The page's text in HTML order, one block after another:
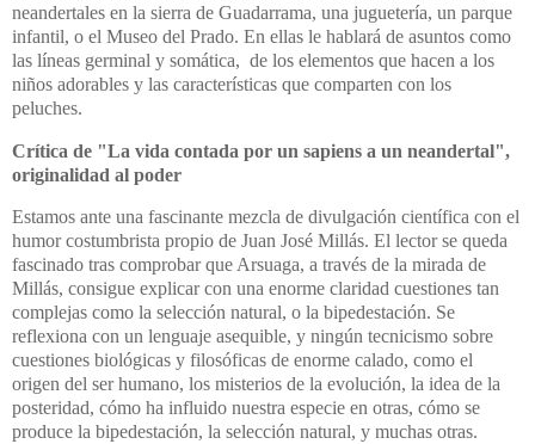
neandertales en la sierra de Guadarrama, una juguetería, un parque
infantil, o el Museo del Prado. En ellas le hablará de asuntos como
las líneas germinal y somática, de los elementos que hacen a los
niños adorables y las características que comparten con los
peluches.
Crítica de "La vida contada por un sapiens a un neandertal",
originalidad al poder
Estamos ante una fascinante mezcla de divulgación científica con el
humor costumbrista propio de Juan José Millás. El lector se queda
fascinado tras comprobar que Arsuaga, a través de la mirada de
Millás, consigue explicar con una enorme claridad cuestiones tan
complejas como la selección natural, o la bipedestación. Se
reflexiona con un lenguaje asequible, y ningún tecnicismo sobre
cuestiones biológicas y filosóficas de enorme calado, como el
origen del ser humano, los misterios de la evolución, la idea de la
posteridad, cómo ha influido nuestra especie en otras, cómo se
produce la bipedestación, la selección natural, y muchas otras.